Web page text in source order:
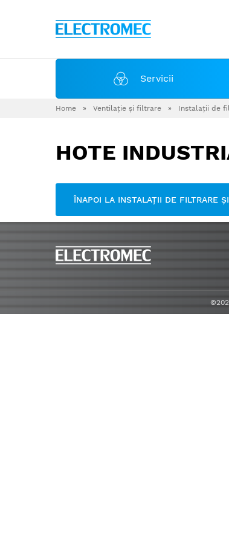
Servicii
Home » Ventilaţie şi filtrare » Instalaţii de
HOTE
ÎNAPOI LA INSTALAŢII DE FILTRARE